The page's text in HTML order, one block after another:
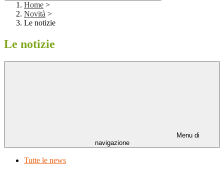
Home >
Novità >
Le notizie
Le notizie
Menu di
navigazione
Tutte le news